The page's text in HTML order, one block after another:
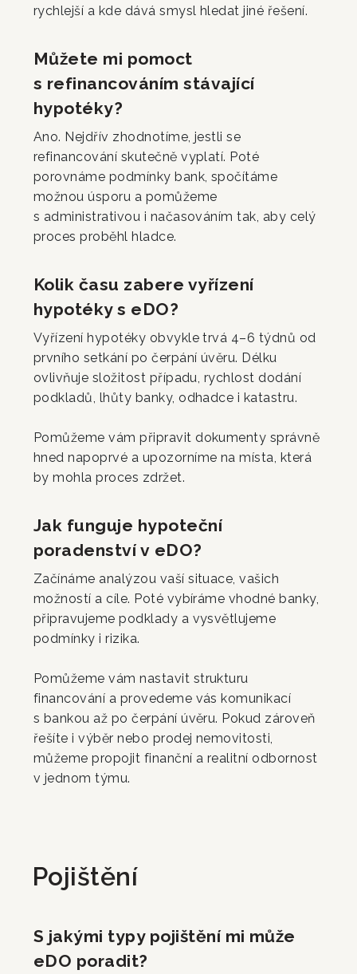
rychlejší a kde dává smysl hledat jiné řešení.
Můžete mi pomoct
s refinancováním stávající
hypotéky?
Ano. Nejdřív zhodnotíme, jestli se
refinancování skutečně vyplatí. Poté
porovnáme podmínky bank, spočítáme
možnou úsporu a pomůžeme
s administrativou i načasováním tak, aby celý
proces proběhl hladce.
Kolik času zabere vyřízení
hypotéky s eDO?
Vyřízení hypotéky obvykle trvá 4–6 týdnů od
prvního setkání po čerpání úvěru. Délku
ovlivňuje složitost případu, rychlost dodání
podkladů, lhůty banky, odhadce i katastru.
Pomůžeme vám připravit dokumenty správně
hned napoprvé a upozorníme na místa, která
by mohla proces zdržet.
Jak funguje hypoteční
poradenství v eDO?
Začínáme analýzou vaší situace, vašich
možností a cíle. Poté vybíráme vhodné banky,
připravujeme podklady a vysvětlujeme
podmínky i rizika.
Pomůžeme vám nastavit strukturu
financování a provedeme vás komunikací
s bankou až po čerpání úvěru. Pokud zároveň
řešíte i výběr nebo prodej nemovitosti,
můžeme propojit finanční a realitní odbornost
v jednom týmu.
Pojištění
S jakými typy pojištění mi může
eDO poradit?